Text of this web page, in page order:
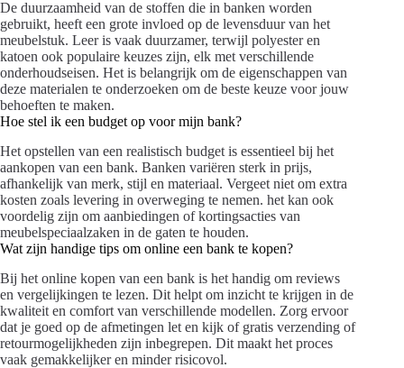
De duurzaamheid van de stoffen die in banken worden
gebruikt, heeft een grote invloed op de levensduur van het
meubelstuk. Leer is vaak duurzamer, terwijl polyester en
katoen ook populaire keuzes zijn, elk met verschillende
onderhoudseisen. Het is belangrijk om de eigenschappen van
deze materialen te onderzoeken om de beste keuze voor jouw
behoeften te maken.
Hoe stel ik een budget op voor mijn bank?
Het opstellen van een realistisch budget is essentieel bij het
aankopen van een bank. Banken variëren sterk in prijs,
afhankelijk van merk, stijl en materiaal. Vergeet niet om extra
kosten zoals levering in overweging te nemen. het kan ook
voordelig zijn om aanbiedingen of kortingsacties van
meubelspeciaalzaken in de gaten te houden.
Wat zijn handige tips om online een bank te kopen?
Bij het online kopen van een bank is het handig om reviews
en vergelijkingen te lezen. Dit helpt om inzicht te krijgen in de
kwaliteit en comfort van verschillende modellen. Zorg ervoor
dat je goed op de afmetingen let en kijk of gratis verzending of
retourmogelijkheden zijn inbegrepen. Dit maakt het proces
vaak gemakkelijker en minder risicovol.